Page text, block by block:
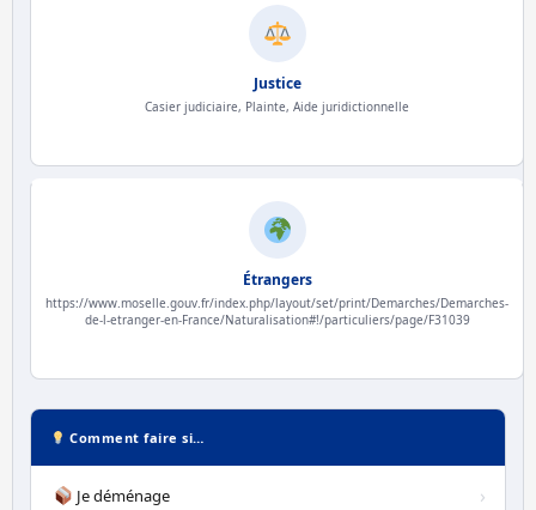
Justice
Casier judiciaire, Plainte, Aide juridictionnelle
Étrangers
https://www.moselle.gouv.fr/index.php/layout/set/print/Demarches/Demarches-
de-l-etranger-en-France/Naturalisation#!/particuliers/page/F31039
Comment faire si…
Je déménage ›